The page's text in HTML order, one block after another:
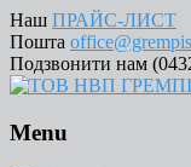
Наш ПРАЙС-ЛИСТ
Пошта
Подзвонити нам
Menu